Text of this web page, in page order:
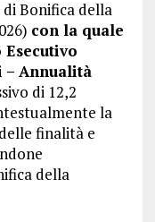
Bonifica della
con la quale
– Annualità
di 12,2
la
finalità e
della